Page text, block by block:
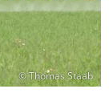
© Thomas Staab